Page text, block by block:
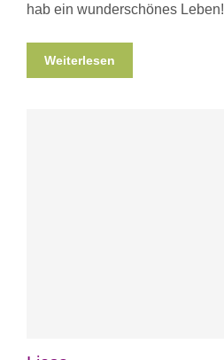
hab ein wunderschönes Leben!
Weiterlesen